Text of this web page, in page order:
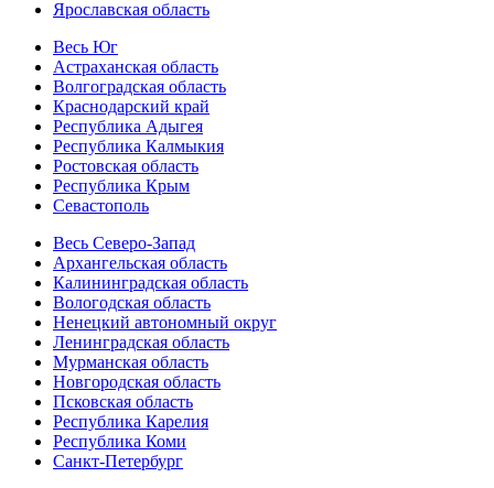
Ярославская область
Весь Юг
Астраханская область
Волгоградская область
Краснодарский край
Республика Адыгея
Республика Калмыкия
Ростовская область
Республика Крым
Севастополь
Весь Северо-Запад
Архангельская область
Калининградская область
Вологодская область
Ненецкий автономный округ
Ленинградская область
Мурманская область
Новгородская область
Псковская область
Республика Карелия
Республика Коми
Санкт-Петербург